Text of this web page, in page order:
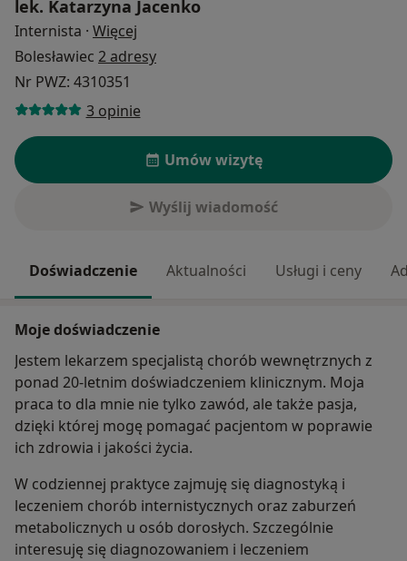
lek. Katarzyna Jacenko
Internista · Więcej
Bolesławiec 2 adresy
Nr PWZ: 4310351
3 opinie
Umów wizytę
Wyślij wiadomość
Doświadczenie Aktualności Usługi i ceny
Moje doświadczenie
Jestem lekarzem specjalistą chorób wewnętrznych z
ponad 20-letnim doświadczeniem klinicznym. Moja
praca to dla mnie nie tylko zawód, ale także pasja,
dzięki której mogę pomagać pacjentom w poprawie
ich zdrowia i jakości życia.
W codziennej praktyce zajmuję się diagnostyką i
leczeniem chorób internistycznych oraz zaburzeń
metabolicznych u osób dorosłych. Szczególnie
interesuję się diagnozowaniem i leczeniem